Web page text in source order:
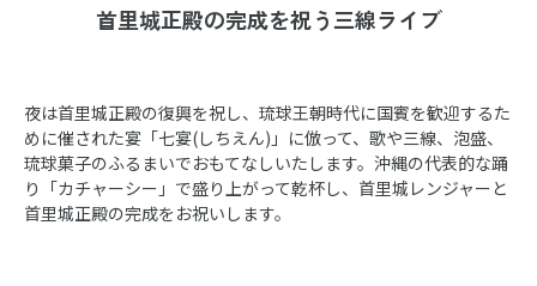
首里城正殿の完成を祝う三線ライブ
夜は首里城正殿の復興を祝し、琉球王朝時代に国賓を歓迎するた
めに催された宴「七宴(しちえん)」に倣って、歌や三線、泡盛、
琉球菓子のふるまいでおもてなしいたします。沖縄の代表的な踊
り「カチャーシー」で盛り上がって乾杯し、首里城レンジャーと
首里城正殿の完成をお祝いします。